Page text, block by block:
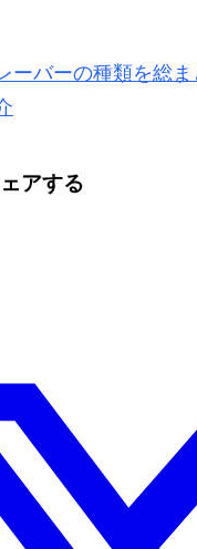
ーバーの種類を総
アする